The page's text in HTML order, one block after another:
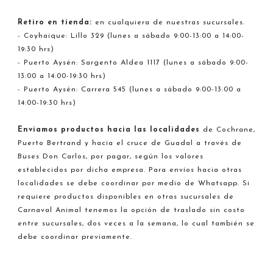
Retiro en tienda: en cualquiera de nuestras sucursales.
- Coyhaique: Lillo 329 (lunes a sábado 9:00-13:00 a 14:00-
19:30 hrs)
- Puerto Aysén: Sargento Aldea 1117 (lunes a sábado 9:00-
13:00 a 14:00-19:30 hrs)
- Puerto Aysén: Carrera 545 (lunes a sábado 9:00-13:00 a
14:00-19:30 hrs)
Enviamos productos hacia las localidades de Cochrane,
Puerto Bertrand y hacia el cruce de Guadal a través de
Buses Don Carlos, por pagar, según los valores
establecidos por dicha empresa. Para envíos hacia otras
localidades se debe coordinar por medio de Whatsapp. Si
requiere productos disponibles en otras sucursales de
Carnaval Animal tenemos la opción de traslado sin costo
entre sucursales, dos veces a la semana, lo cual también se
debe coordinar previamente.